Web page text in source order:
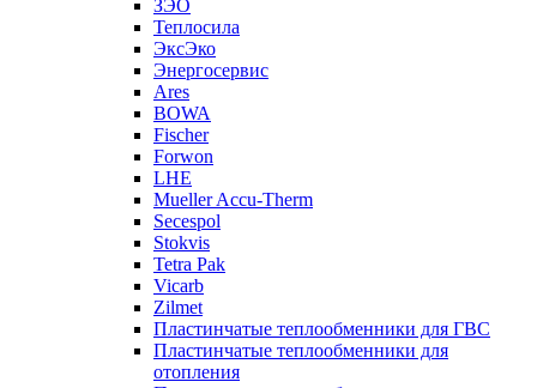
ЗЭО
Теплосила
ЭксЭко
Энергосервис
Ares
BOWA
Fischer
Forwon
LHE
Mueller Accu-Therm
Secespol
Stokvis
Tetra Pak
Vicarb
Zilmet
Пластинчатые теплообменники для ГВС
Пластинчатые теплообменники для
отопления